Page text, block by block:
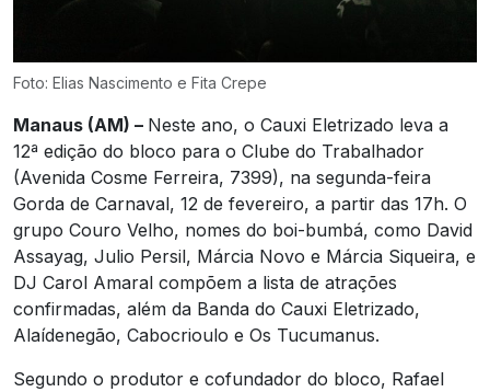
Foto: Elias Nascimento e Fita Crepe
Manaus (AM) – Neste ano, o Cauxi Eletrizado leva a
12ª edição do bloco para o Clube do Trabalhador
(Avenida Cosme Ferreira, 7399), na segunda-feira
Gorda de Carnaval, 12 de fevereiro, a partir das 17h. O
grupo Couro Velho, nomes do boi-bumbá, como David
Assayag, Julio Persil, Márcia Novo e Márcia Siqueira, e
DJ Carol Amaral compõem a lista de atrações
confirmadas, além da Banda do Cauxi Eletrizado,
Alaídenegão, Cabocrioulo e Os Tucumanus.
Segundo o produtor e cofundador do bloco, Rafael